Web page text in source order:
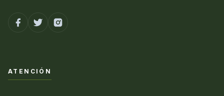
ATENCIÓN